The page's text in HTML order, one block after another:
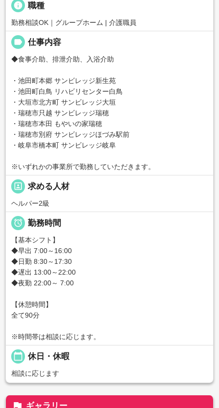
info 職種
勤務相談OK｜グループホーム | 介護職員
label 仕事内容
◆食事介助、排泄介助、入浴介助
・池田町本郷 サンビレッジ新生苑
・池田町白鳥 リハビリセンター白鳥
・大垣市北方町 サンビレッジ大垣
・瑞穂市只越 サンビレッジ瑞穂
・瑞穂市本田 もやいの家瑞穂
・瑞穂市別府 サンビレッジほづみ駅前
・岐阜市橋本町 サンビレッジ岐阜
※いずれかの事業所で勤務していただきます。
portrait 求める人材
ヘルパー2級
 勤務時間
【基本シフト】
◆早出 7:00～16:00
◆日勤 8:30～17:30
◆遅出 13:00～22:00
◆夜勤 22:00～ 7:00
【休憩時間】
全て90分
※時間帯は相談に応じます。
calendar_today 休日・休暇
相談に応じます
ギャラリー